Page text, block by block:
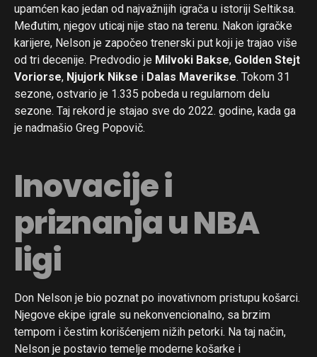
upamćen kao jedan od najvažnijih igrača u istoriji Seltiksa.
Međutim, njegov uticaj nije stao na terenu. Nakon igračke
karijere, Nelson je započeo trenerski put koji je trajao više
od tri decenije. Predvodio je Milvoki Bakse, Golden Stejt
Voriorse, Njujork Nikse i Dalas Maverikse. Tokom 31
sezone, ostvario je 1.335 pobeda u regularnom delu
sezone. Taj rekord je stajao sve do 2022. godine, kada ga
je nadmašio Greg Popovič.
Inovacije i
priznanja u NBA
ligi
Don Nelson je bio poznat po inovativnom pristupu košarci.
Njegove ekipe igrale su nekonvencionalno, sa brzim
tempom i čestim korišćenjem nižih petorki. Na taj način,
Nelson je postavio temelje moderne košarke i
Flipboard
Reddit